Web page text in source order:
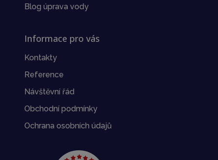
Blog úprava vody
Informace pro vás
Kontakty
Reference
Návštěvní řád
Obchodní podmínky
Ochrana osobních údajů